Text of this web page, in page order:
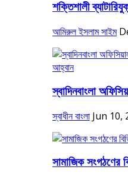
শক্তিশালী
আমিরুল ইসলাম সাইম
স্বাদিনবাংলা
স্বাধীন বাংলা Jun 10,
সামাজিক সংগঠণের